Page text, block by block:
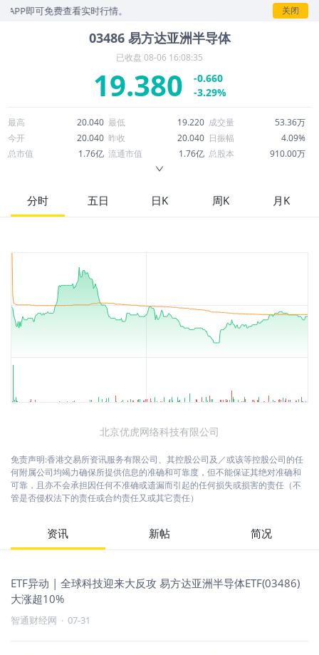
即可免费查看实时行情。 关闭
03486 易方达亚洲半导体
已收盘 08-06 16:08:35
19.380
-0.660
-3.29%
最高 20.040 最低 19.220 成交量
53.36万
今开
20.040 昨收 20.040 日振幅
4.09%
总市值
1.76亿 流通市值 1.76亿 总股本
910.00万
52周最高
26.560 市盈率
股息
分时 五日 日K 周K 月K
北京优虎网络科技有限公司
免责声明:香港交易所资讯服务有限公司、其控股公司及／或该等控股公司的任
何附属公司均竭力确保所提供信息的准确和可靠度，但不能保证其绝对准确和
可靠，且亦不会承担因任何不准确或遗漏而引起的任何损失或损害的责任（不
管是否侵权法下的责任或合约责任又或其它责任）
资讯 新帖 简况
ETF异动 | 全球科技迎来大反攻 易方达亚洲半导体ETF(03486)
大涨超10%
智通财经网 · 07-31